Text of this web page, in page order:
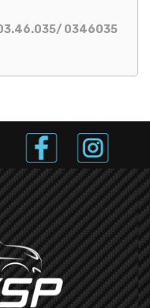
0346035